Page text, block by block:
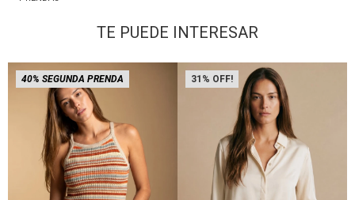
TE PUEDE INTERESAR
40% SEGUNDA PRENDA 31